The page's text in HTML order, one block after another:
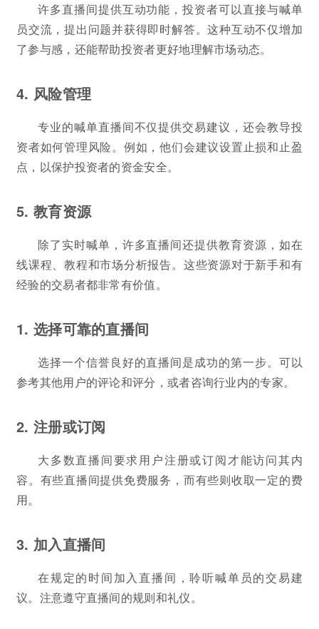
许多直播间提供互动功能，投资者可以直接与喊单
员交流，提出问题并获得即时解答。这种互动不仅增加
了参与感，还能帮助投资者更好地理解市场动态。
4. 风险管理
专业的喊单直播间不仅提供交易建议，还会教导投
资者如何管理风险。例如，他们会建议设置止损和止盈
点，以保护投资者的资金安全。
5. 教育资源
除了实时喊单，许多直播间还提供教育资源，如在
线课程、教程和市场分析报告。这些资源对于新手和有
经验的交易者都非常有价值。
1. 选择可靠的直播间
选择一个信誉良好的直播间是成功的第一步。可以
参考其他用户的评论和评分，或者咨询行业内的专家。
2. 注册或订阅
大多数直播间要求用户注册或订阅才能访问其内
容。有些直播间提供免费服务，而有些则收取一定的费
用。
3. 加入直播间
在规定的时间加入直播间，聆听喊单员的交易建
议。注意遵守直播间的规则和礼仪。